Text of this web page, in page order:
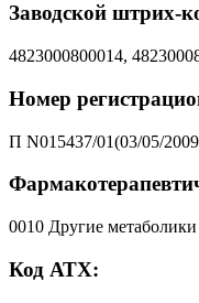
Заводской штрих-
4823000800014,
Номер
П N015437/01(03/05/
0010 Другие
Код АТХ: